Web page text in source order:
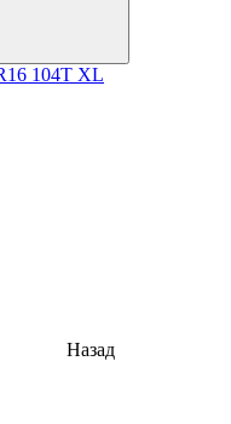
104T XL
Назад